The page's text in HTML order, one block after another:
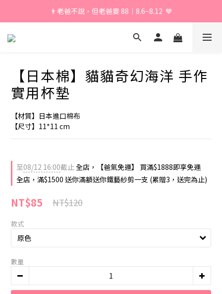
\ 加入會員享獨家折扣 /
👨老爸不說，但老爸要 88｜8.6~8.12  💙
\ 加入會員享獨家折扣 /
【日本棉】貓貓奇幻海洋 手作
實用杯墊
【材質】日本進口棉布
【尺寸】11*11 cm
至08/12 16:00截止全店，【爸氣免運】 買滿$1888即享免運
全店，滿$1500 送你滿額送你鐵藝紗剪一支 (累贈3，送完為止)
NT$85 NT$120
款式
數量